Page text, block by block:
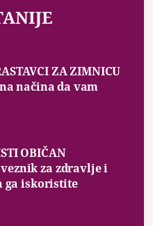
ZA ZIMNICU
načina da vam
OBIČAN
za zdravlje i
ga iskoristite